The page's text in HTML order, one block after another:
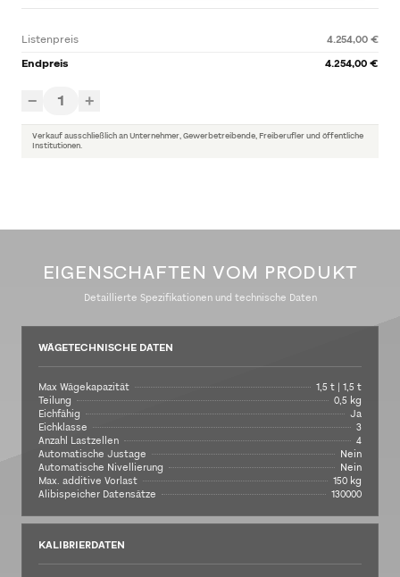
Listenpreis
4.254,00 €
Endpreis
4.254,00 €
− 1 +
Verkauf ausschließlich an Unternehmer, Gewerbetreibende, Freiberufler und öffentliche
Institutionen.
EIGENSCHAFTEN VOM PRODUKT
Detaillierte Spezifikationen und technische Daten
WÄGETECHNISCHE DATEN
Max Wägekapazität
1,5 t | 1,5 t
Teilung
0,5 kg
Eichfähig
Ja
Eichklasse
3
Anzahl Lastzellen
4
Automatische Justage
Nein
Automatische Nivellierung
Nein
Max. additive Vorlast
150 kg
Alibispeicher Datensätze
130000
KALIBRIERDATEN